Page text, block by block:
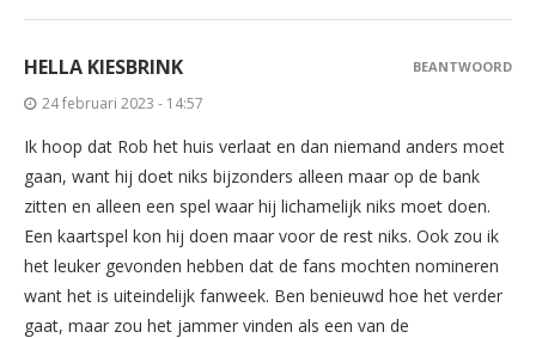
HELLA KIESBRINK
24 februari 2023 - 14:57
Ik hoop dat Rob het huis verlaat en dan niemand anders moet
gaan, want hij doet niks bijzonders alleen maar op de bank
zitten en alleen een spel waar hij lichamelijk niks moet doen.
Een kaartspel kon hij doen maar voor de rest niks. Ook zou ik
het leuker gevonden hebben dat de fans mochten nomineren
want het is uiteindelijk fanweek. Ben benieuwd hoe het verder
gaat, maar zou het jammer vinden als een van de
BEANTWOORD